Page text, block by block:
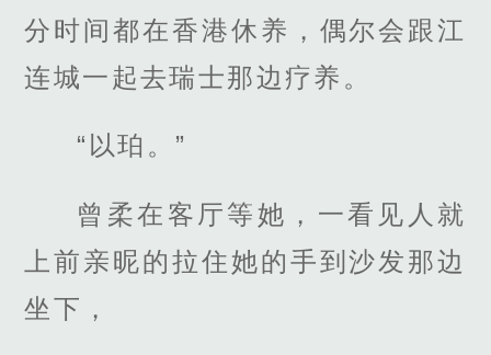
分时间都在香港休养，偶尔会跟江
连城一起去瑞士那边疗养。
“以珀。”
曾柔在客厅等她，一看见人就
上前亲昵的拉住她的手到沙发那边
坐下，